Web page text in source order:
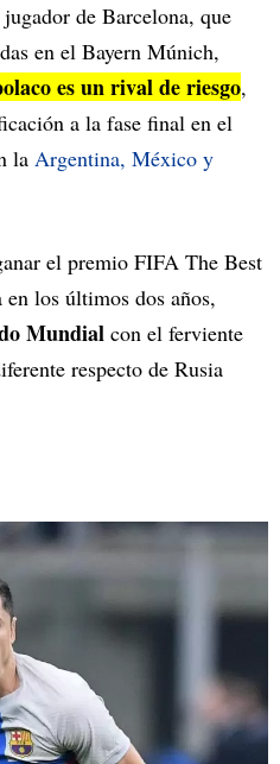
de Barcelona, que
en el Bayern Múnich,
es un rival de riesgo,
a la fase final en el
la Argentina, México y
el premio FIFA The Best
los últimos dos años,
Mundial con el ferviente
respecto de Rusia